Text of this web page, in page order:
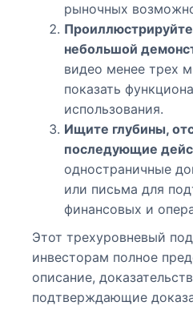
рыночных
небольшой
видео менее трех
показать
использования.
Ищите глубины,
последующие
одностраничные
или письма для
финансовых и
Этот трехуровневый
инвесторам полное
описание,
подтверждающие